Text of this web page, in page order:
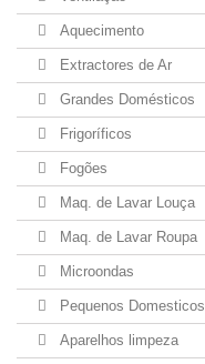
Aquecimento
Extractores de Ar
Grandes Domésticos
Frigoríficos
Fogões
Maq. de Lavar Louça
Maq. de Lavar Roupa
Microondas
Pequenos Domesticos
Aparelhos limpeza